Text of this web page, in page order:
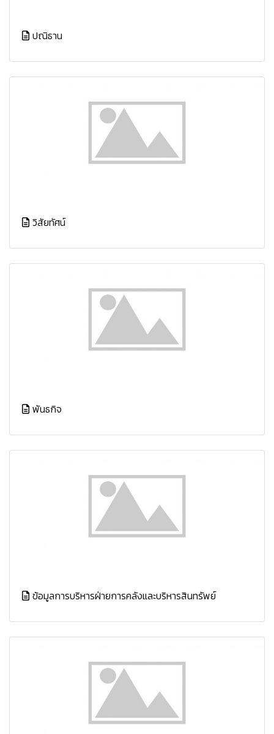
ปณิธาน
วิสัยทัศน์
พันธกิจ
ข้อมูลการบริหารฝ่ายการคลังและบริหารสินทรัพย์